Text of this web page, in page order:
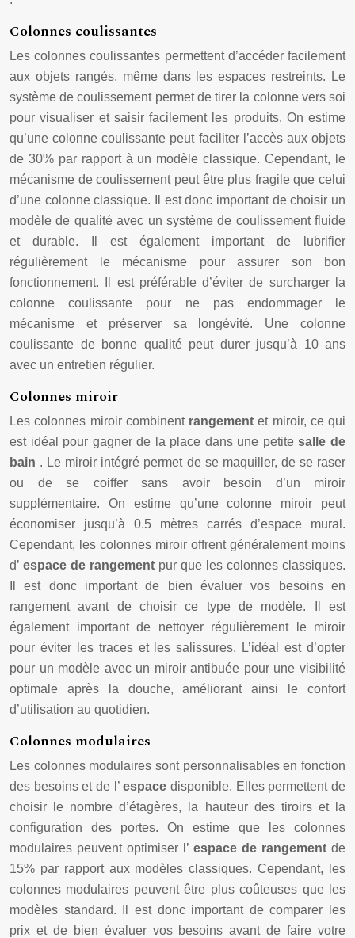
Colonnes coulissantes
Les colonnes coulissantes permettent d’accéder facilement
aux objets rangés, même dans les espaces restreints. Le
système de coulissement permet de tirer la colonne vers soi
pour visualiser et saisir facilement les produits. On estime
qu’une colonne coulissante peut faciliter l’accès aux objets
de 30% par rapport à un modèle classique. Cependant, le
mécanisme de coulissement peut être plus fragile que celui
d’une colonne classique. Il est donc important de choisir un
modèle de qualité avec un système de coulissement fluide
et durable. Il est également important de lubrifier
régulièrement le mécanisme pour assurer son bon
fonctionnement. Il est préférable d’éviter de surcharger la
colonne coulissante pour ne pas endommager le
mécanisme et préserver sa longévité. Une colonne
coulissante de bonne qualité peut durer jusqu’à 10 ans
avec un entretien régulier.
Colonnes miroir
Les colonnes miroir combinent rangementet miroir, ce qui
est idéal pour gagner de la place dans une petitesalle de
bain . Le miroir intégré permet de se maquiller, de se raser
ou de se coiffer sans avoir besoin d’un miroir
supplémentaire. On estime qu’une colonne miroir peut
économiser jusqu’à 0.5 mètres carrés d’espace mural.
Cependant, les colonnes miroir offrent généralement moins
d’ espace de rangement pur que les colonnes classiques.
Il est donc important de bien évaluer vos besoins en
rangement avant de choisir ce type de modèle. Il est
également important de nettoyer régulièrement le miroir
pour éviter les traces et les salissures. L’idéal est d’opter
pour un modèle avec un miroir antibuée pour une visibilité
optimale après la douche, améliorant ainsi le confort
d’utilisation au quotidien.
Colonnes modulaires
Les colonnes modulaires sont personnalisables en fonction
des besoins et de l’espacedisponible. Elles permettent de
choisir le nombre d’étagères, la hauteur des tiroirs et la
configuration des portes. On estime que les colonnes
modulaires peuvent optimiser l’ espace de rangement de
15% par rapport aux modèles classiques. Cependant, les
colonnes modulaires peuvent être plus coûteuses que les
modèles standard. Il est donc important de comparer les
prix et de bien évaluer vos besoins avant de faire votre